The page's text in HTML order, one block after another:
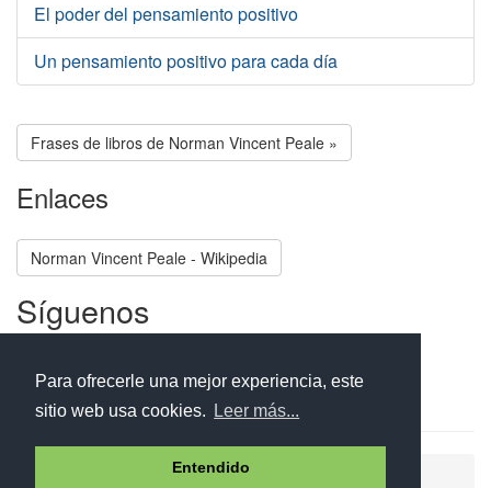
Para ofrecerle una mejor experiencia, este
sitio web usa cookies.
Leer más...
Entendido
El poder del pensamiento positivo
Un pensamiento positivo para cada día
Frases de libros de Norman Vincent Peale »
Enlaces
Norman Vincent Peale - Wikipedia
Síguenos
Aviso legal